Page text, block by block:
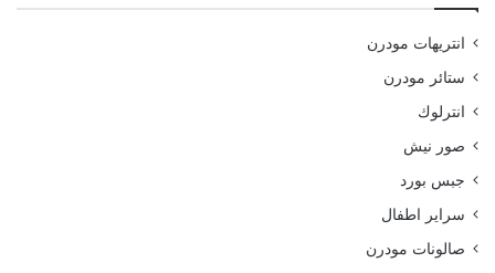
انتريهات مودرن
ستائر مودرن
انترلوك
صور نيش
جبس بورد
سراير اطفال
صالونات مودرن